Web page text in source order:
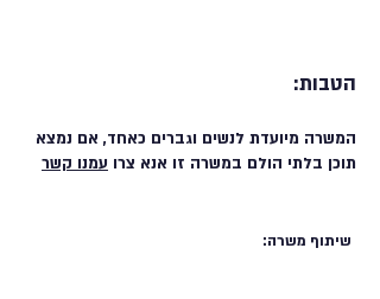
הטבות:
המשרה מיועדת לנשים וגברים כאחד, אם נמצא
תוכן בלתי הולם במשרה זו אנא צרו עמנו קשר
שיתוף משרה: